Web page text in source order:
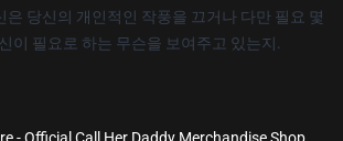
은 당신의 개인적인 작풍을 끄거나 다만 필요 몇
이 필요로 하는 무슨을 보여주고 있는지.